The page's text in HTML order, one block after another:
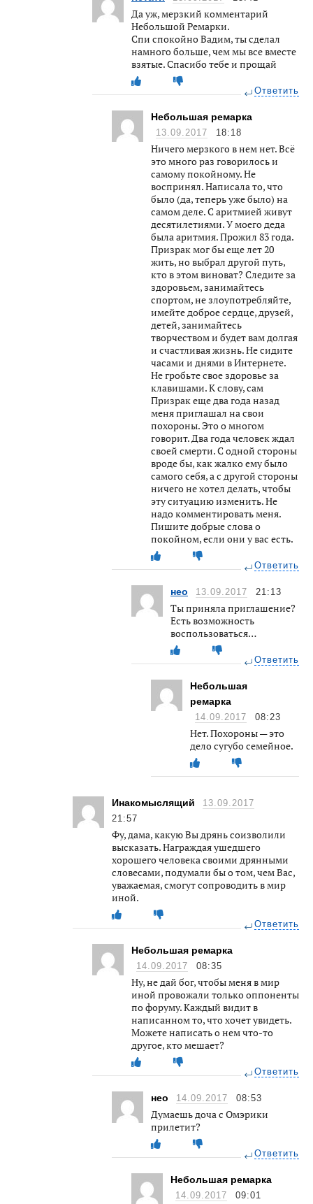
Да уж, мерзкий комментарий
Небольшой Ремарки.
Спи спокойно Вадим, ты сделал
намного больше, чем мы все вместе
взятые. Спасибо тебе и прощай
Ответить
Небольшая ремарка
13.09.2017 18:18
Ничего мерзкого в нем нет. Всё
это много раз говорилось и
самому покойному. Не
воспринял. Написала то, что
было (да, теперь уже было) на
самом деле. С аритмией живут
десятилетиями. У моего деда
была аритмия. Прожил 83 года.
Призрак мог бы еще лет 20
жить, но выбрал другой путь,
кто в этом виноват? Следите за
здоровьем, занимайтесь
спортом, не злоупотребляйте,
имейте доброе сердце, друзей,
детей, занимайтесь
творчеством и будет вам долгая
и счастливая жизнь. Не сидите
часами и днями в Интернете.
Не гробьте свое здоровье за
клавишами. К слову, сам
Призрак еще два года назад
меня приглашал на свои
похороны. Это о многом
говорит. Два года человек ждал
своей смерти. С одной стороны
вроде бы, как жалко ему было
самого себя, а с другой стороны
ничего не хотел делать, чтобы
эту ситуацию изменить. Не
надо комментировать меня.
Пишите добрые слова о
покойном, если они у вас есть.
Ответить
нео 13.09.2017 21:13
Ты приняла приглашение?
Есть возможность
воспользоваться…
Ответить
Небольшая
ремарка
14.09.2017 08:23
Нет. Похороны — это
дело сугубо семейное.
Инакомыслящий
13.09.2017
21:57
Фу, дама, какую Вы дрянь соизволили
высказать. Награждая ушедшего
хорошего человека своими дрянными
словесами, подумали бы о том, чем Вас,
уважаемая, смогут сопроводить в мир
иной.
Ответить
Небольшая ремарка
14.09.2017 08:35
Ну, не дай бог, чтобы меня в мир
иной провожали только оппоненты
по форуму. Каждый видит в
написанном то, что хочет увидеть.
Можете написать о нем что-то
другое, кто мешает?
Ответить
нео 14.09.2017 08:53
Думаешь доча с Омэрики
прилетит?
Ответить
Небольшая ремарка
14.09.2017 09:01